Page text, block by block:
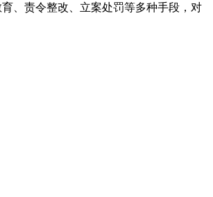
、责令整改、立案处罚等多种手段，对